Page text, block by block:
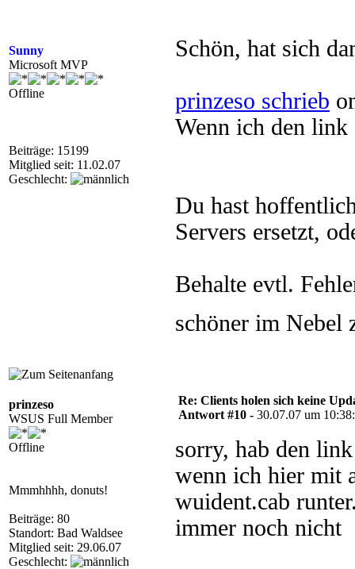
Sunny
Microsoft MVP
Offline
Beiträge: 15199
Mitglied seit: 11.02.07
Geschlecht:
Schön, hat sich
prinzeso schrieb
Wenn ich den
Du hast
Servers ersetzt,
Behalte evtl.
schöner im
prinzeso
WSUS Full Member
Offline
Mmmhhhh, donuts!
Beiträge: 80
Standort: Bad Waldsee
Mitglied seit: 29.06.07
Geschlecht:
Re: Clients holen sich keine
Antwort #10 - 30.07.07 um
sorry, hab den
wenn ich hier mit
wuident.cab
immer noch nicht